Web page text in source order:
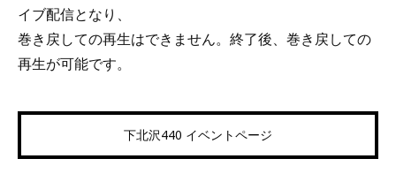
イブ配信となり、
巻き戻しての再生はできません。終了後、巻き戻しての
再生が可能です。
下北沢440 イベントページ